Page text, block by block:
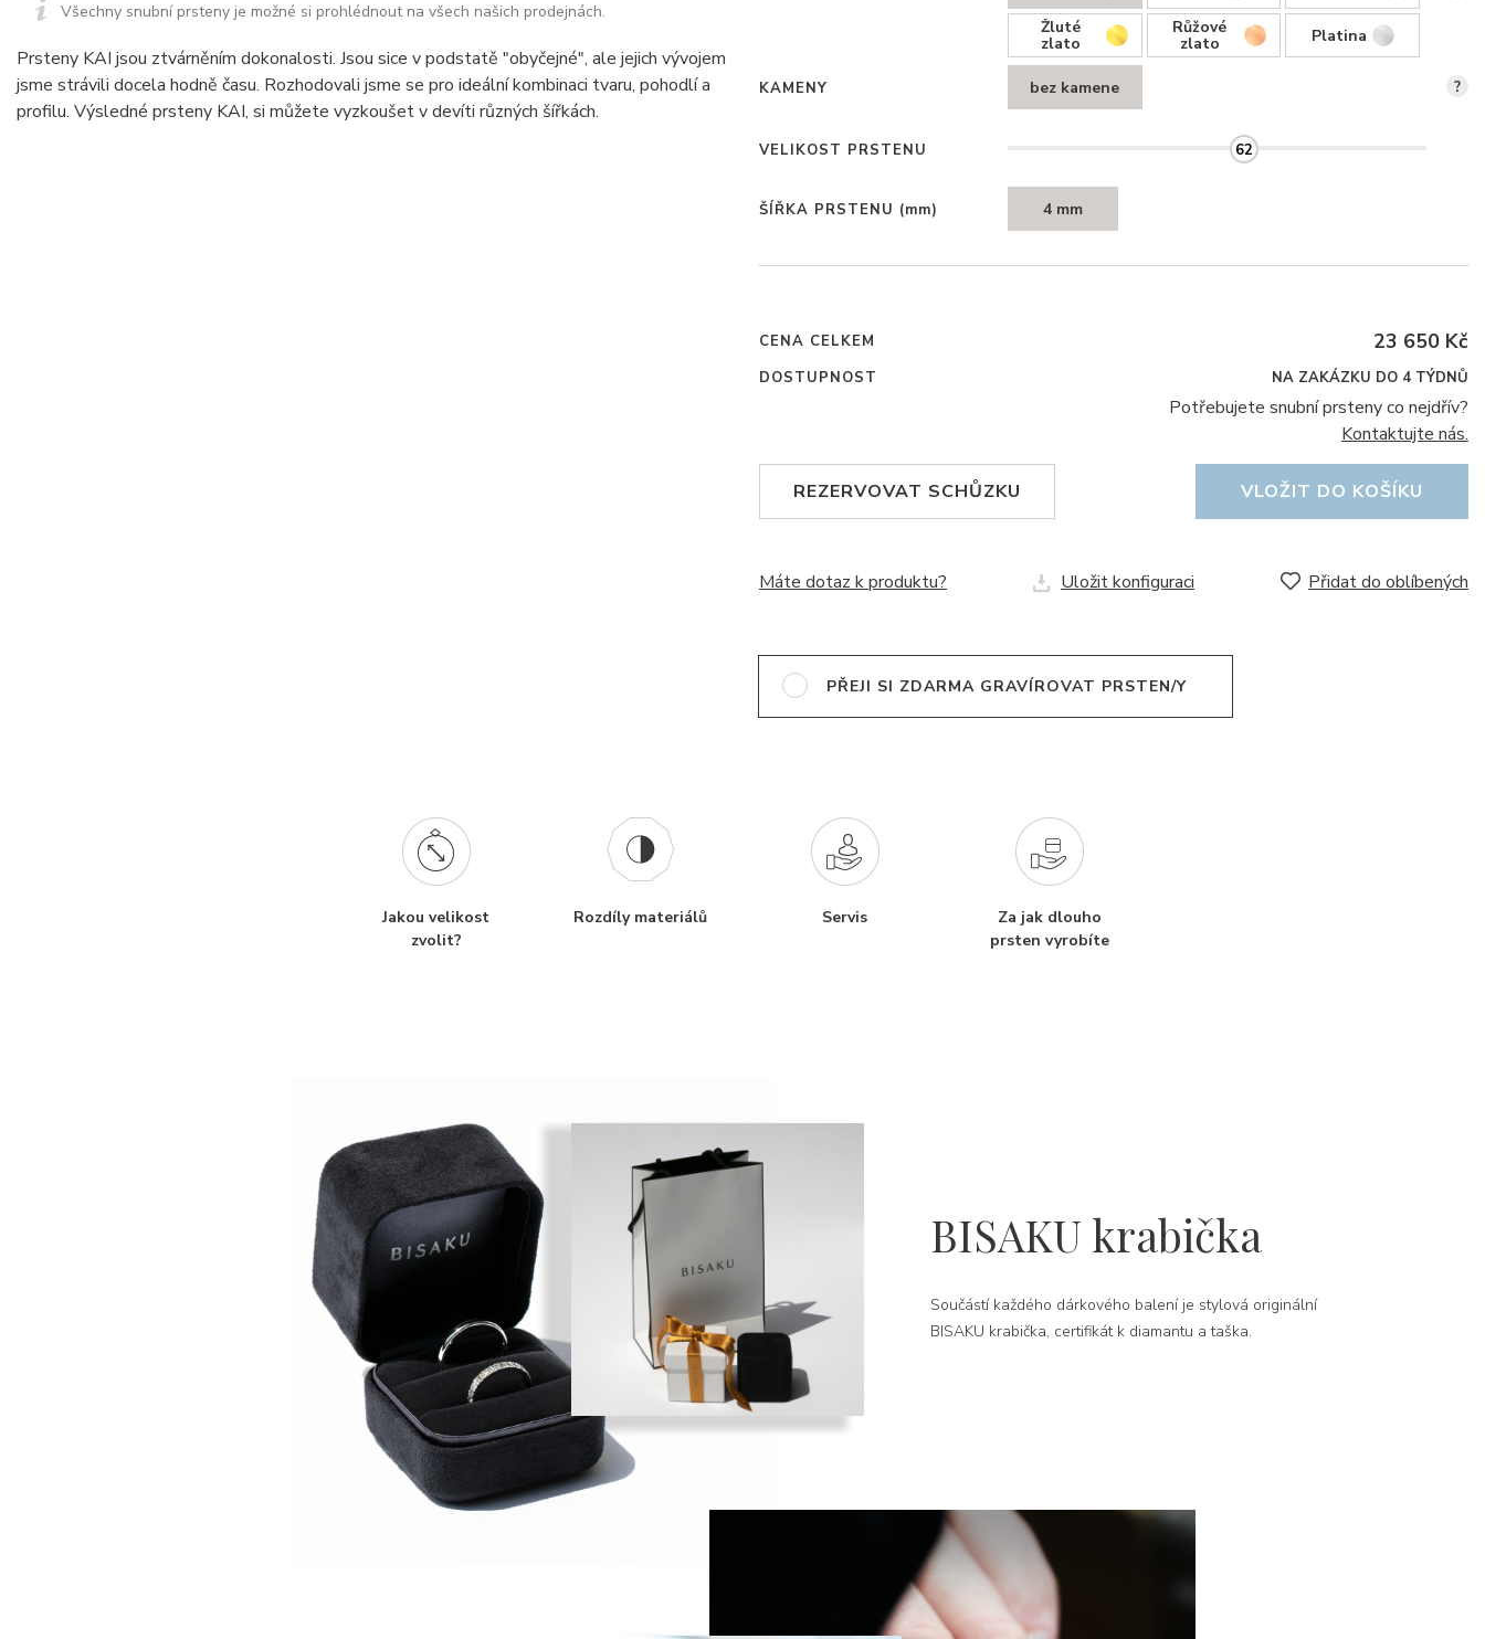
Všechny snubní prsteny je možné si prohlédnout na všech našich prodejnách.
Prsteny KAI jsou ztvárněním dokonalosti. Jsou sice v podstatě "obyčejné", ale jejich vývojem
jsme strávili docela hodně času. Rozhodovali jsme se pro ideální kombinaci tvaru, pohodlí a
profilu. Výsledné prsteny KAI, si můžete vyzkoušet v devíti různých šířkách.
Žluté
zlato
Růžové
zlato Platina
KAMENY bez kamene ?
VELIKOST PRSTENU 62
ŠÍŘKA PRSTENU (mm) 4 mm
CENA CELKEM 23 650 Kč
DOSTUPNOST NA ZAKÁZKU DO 4 TÝDNŮ
Potřebujete snubní prsteny co nejdřív?
Kontaktujte nás.
REZERVOVAT SCHŮZKU VLOŽIT DO KOŠÍKU
Máte dotaz k produktu? Uložit konfiguraci Přidat do oblíbených
PŘEJI SI ZDARMA GRAVÍROVAT PRSTEN/Y
Jakou velikost
zvolit?
Rozdíly materiálů Servis
Za jak dlouho
prsten vyrobíte
BISAKU krabička
Součástí každého dárkového balení je stylová originální
BISAKU krabička, certifikát k diamantu a taška.